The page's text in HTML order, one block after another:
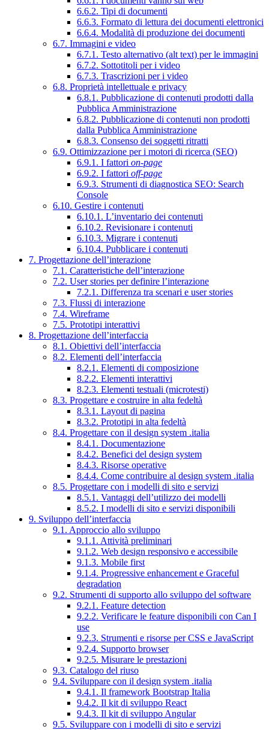
6.6.2. Tipi di documenti
6.6.3. Formato di lettura dei documenti elettronici
6.6.4. Modalità di produzione dei documenti
6.7. Immagini e video
6.7.1. Testo alternativo (alt text) per le immagini
6.7.2. Sottotitoli per i video
6.7.3. Trascrizioni per i video
6.8. Proprietà intellettuale e privacy
6.8.1. Pubblicazione di contenuti prodotti dalla
Pubblica Amministrazione
6.8.2. Pubblicazione di contenuti non prodotti
dalla Pubblica Amministrazione
6.8.3. Consenso dei soggetti ritratti
6.9. Ottimizzazione per i motori di ricerca (SEO)
6.9.1. I fattori on-page
6.9.2. I fattori off-page
6.9.3. Strumenti di diagnostica SEO: Search
Console
6.10. Gestire i contenuti
6.10.1. L’inventario dei contenuti
6.10.2. Revisionare i contenuti
6.10.3. Migrare i contenuti
6.10.4. Pubblicare i contenuti
7. Progettazione dell’interazione
7.1. Caratteristiche dell’interazione
7.2. User stories per definire l’interazione
7.2.1. Differenza tra scenari e user stories
7.3. Flussi di interazione
7.4. Wireframe
7.5. Prototipi interattivi
8. Progettazione dell’interfaccia
8.1. Obiettivi dell’interfaccia
8.2. Elementi dell’interfaccia
8.2.1. Elementi di composizione
8.2.2. Elementi interattivi
8.2.3. Elementi testuali (microtesti)
8.3. Progettare e costruire in alta fedeltà
8.3.1. Layout di pagina
8.3.2. Prototipi in alta fedeltà
8.4. Progettare con il design system .italia
8.4.1. Documentazione
8.4.2. Benefici del design system
8.4.3. Risorse operative
8.4.4. Come contribuire al design system .italia
8.5. Progettare con i modelli di sito e servizi
8.5.1. Vantaggi dell’utilizzo dei modelli
8.5.2. I modelli di sito e servizi disponibili
9. Sviluppo dell’interfaccia
9.1. Approccio allo sviluppo
9.1.1. Attività preliminari
9.1.2. Web design responsivo e accessibile
9.1.3. Mobile first
9.1.4. Progressive enhancement e Graceful
degradation
9.2. Strumenti di supporto allo sviluppo del software
9.2.1. Feature detection
9.2.2. Verificare le feature disponibili con Can I
use
9.2.3. Strumenti e risorse per CSS e JavaScript
9.2.4. Supporto browser
9.2.5. Misurare le prestazioni
9.3. Catalogo del riuso
9.4. Sviluppare con il design system .italia
9.4.1. Il framework Bootstrap Italia
9.4.2. Il kit di sviluppo React
9.4.3. Il kit di sviluppo Angular
9.5. Sviluppare con i modelli di sito e servizi